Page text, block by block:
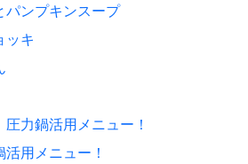
パンプキンスープ
ッキ
力鍋活用メニュー！
用メニュー！